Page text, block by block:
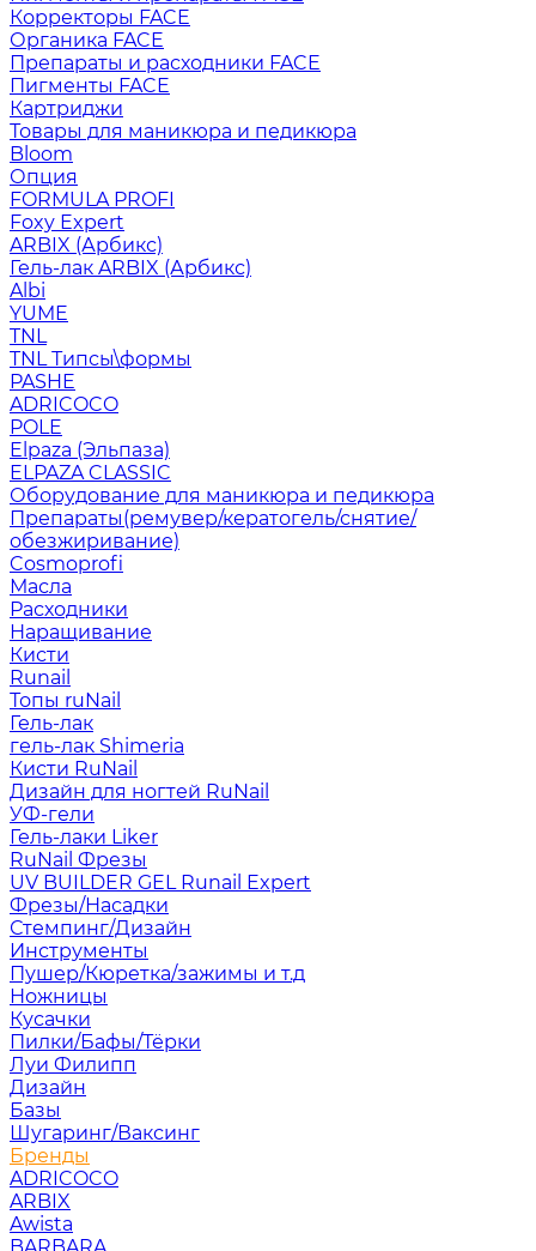
Корректоры FACE
Органика FACE
Препараты и расходники FACE
Пигменты FACE
Картриджи
Товары для маникюра и педикюра
Bloom
Опция
FORMULA PROFI
Foxy Expert
ARBIX (Арбикс)
Гель-лак ARBIX (Арбикс)
Albi
YUME
TNL
TNL Типсы\формы
PASHE
ADRICOCO
POLE
Elpaza (Эльпаза)
ELPAZA CLASSIC
Оборудование для маникюра и педикюра
Препараты(ремувер/кератогель/снятие/
обезжиривание)
Cosmoprofi
Масла
Расходники
Наращивание
Кисти
Runail
Топы ruNail
Гель-лак
гель-лак Shimeria
Кисти RuNail
Дизайн для ногтей RuNail
УФ-гели
Гель-лаки Liker
RuNail Фрезы
UV BUILDER GEL Runail Expert
Фрезы/Насадки
Стемпинг/Дизайн
Инструменты
Пушер/Кюретка/зажимы и т.д
Ножницы
Кусачки
Пилки/Бафы/Тёрки
Луи Филипп
Дизайн
Базы
Шугаринг/Ваксинг
Бренды
ADRICOCO
ARBIX
Awista